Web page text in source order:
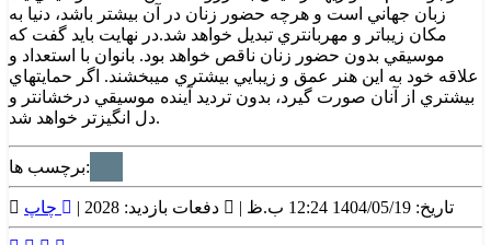
زبان جهاني است و هرچه حضور زنان در آن بيشتر باشد، دنيا به
مکان زيباتر و مهربانتري تبديل خواهد شد.در نهايت بايد گفت که
موسيقي بدون حضور زنان ناقص خواهد بود. بانوان با استعداد و
علاقه خود به اين هنر عمق و زيبايي بيشتري ميبخشند. اگر حمايتهاي
بيشتري از آنان صورت گيرد، بدون ترديد آينده موسيقي درخشانتر و
دل انگيزتر خواهد شد.
برچسب ها:
تاریخ: 1404/05/19 12:24 ب.ظ | دفعات بازدید: 2028 | چاپ